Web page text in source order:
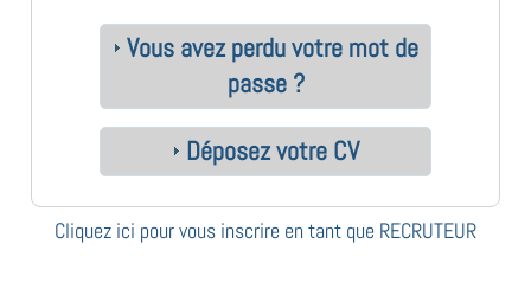
Vous avez perdu votre mot de
passe ?
Déposez votre CV
Cliquez ici pour vous inscrire en tant que RECRUTEUR